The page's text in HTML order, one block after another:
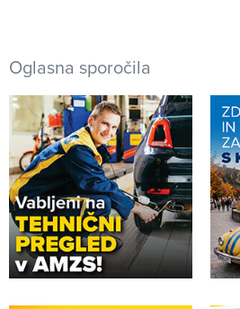
Oglasna sporočila